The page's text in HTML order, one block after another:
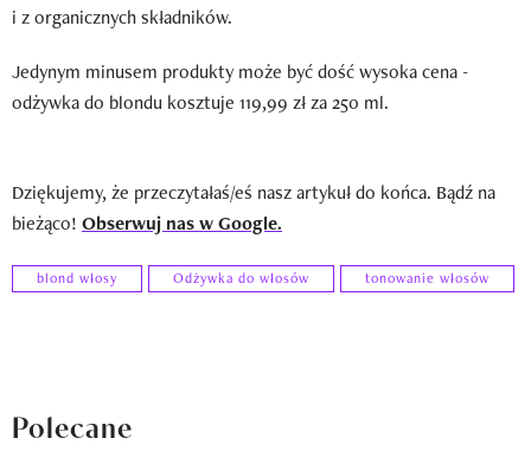
i z organicznych składników.
Jedynym minusem produkty może być dość wysoka cena -
odżywka do blondu kosztuje 119,99 zł za 250 ml.
Dziękujemy, że przeczytałaś/eś nasz artykuł do końca. Bądź na
bieżąco! Obserwuj nas w Google.
blond włosy Odżywka do włosów tonowanie włosów
Polecane